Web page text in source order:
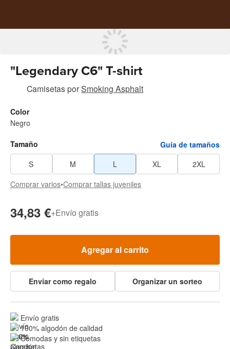
"Legendary C6" T-shirt
CamisetasporSmoking Asphalt
Color
Negro
Tamaño
Guía de tamaños
S
M L XL
2XL
Comprar varios•Comprar tallas juveniles
34,83 €+Envío gratis
Agregar al carrito
Enviar como regalo Organizar un sorteo
Envío gratis
100% algodón de calidad
Cómodas y sin etiquetas